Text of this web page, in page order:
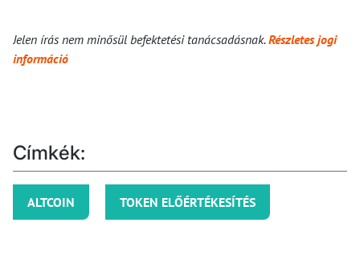
Jelen írás nem minősül befektetési tanácsadásnak.Részletes jogi
információ
Címkék:
ALTCOIN TOKEN ELŐÉRTÉKESÍTÉS